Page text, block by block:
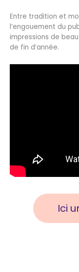
Entre tradition et
l’engouement du
impressions de
de fin d’année.
Ici